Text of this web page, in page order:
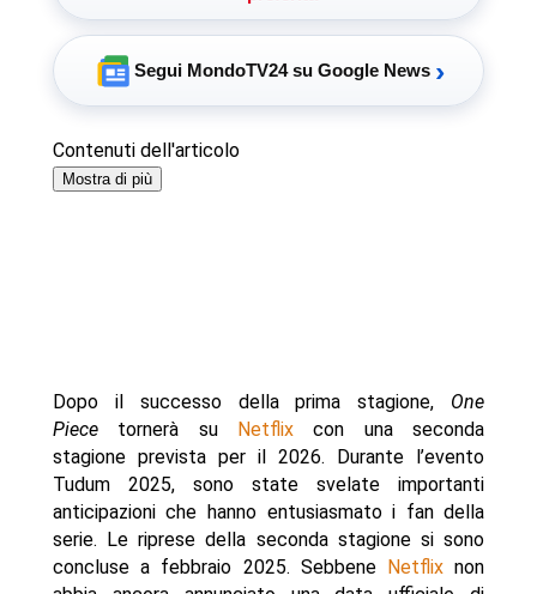
Segui MondoTV24 su Google News ›
Contenuti dell'articolo
Mostra di più
Dopo il successo della prima stagione, One
Piecetornerà su Netflix con una seconda
stagione prevista per il 2026. Durante l’evento
Tudum 2025, sono state svelate importanti
anticipazioni che hanno entusiasmato i fan della
serie. Le riprese della seconda stagione si sono
concluse a febbraio 2025. Sebbene Netflixnon